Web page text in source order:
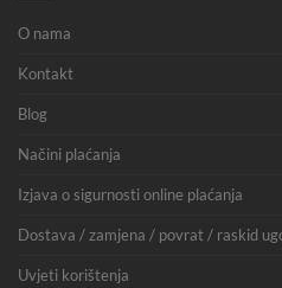
O nama
Kontakt
Blog
Načini plaćanja
Izjava o sigurnosti online plaćanja
Dostava / zamjena / povrat / raskid
Uvjeti korištenja